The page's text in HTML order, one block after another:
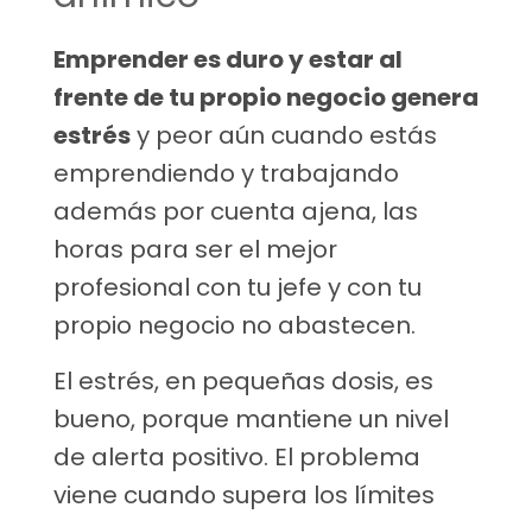
Emprender es duro y estar al
frente de tu propio negocio genera
estrésy peor aún cuando estás
emprendiendo y trabajando
además por cuenta ajena, las
horas para ser el mejor
profesional con tu jefe y con tu
propio negocio no abastecen.
El estrés, en pequeñas dosis, es
bueno, porque mantiene un nivel
de alerta positivo. El problema
viene cuando supera los límites